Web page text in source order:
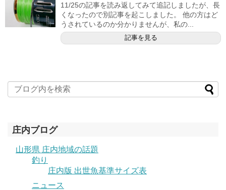
11/25の記事を読み返してみて追記しましたが、長
くなったので別記事を起こしました。 他の方はど
うされているのか分かりませんが、私の...
記事を見る
庄内ブログ
山形県 庄内地域の話題
釣り
庄内版 出世魚基準サイズ表
ニュース